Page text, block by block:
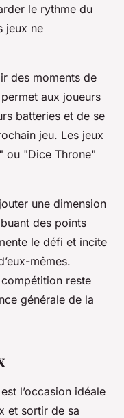
le rythme du
jeux ne
des moments de
aux joueurs
batteries et de se
jeu. Les jeux
ou "Dice Throne"
une dimension
des points
le défi et incite
mêmes.
reste
générale de la
l’occasion idéale
et sortir de sa